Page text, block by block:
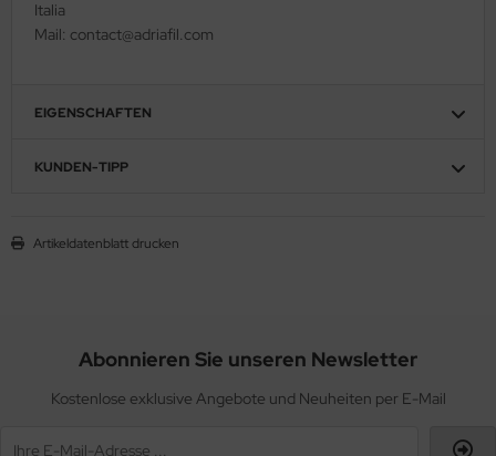
Italia
Mail: contact@adriafil.com
EIGENSCHAFTEN
KUNDEN-TIPP
Artikeldatenblatt drucken
Abonnieren Sie unseren Newsletter
Kostenlose exklusive Angebote und Neuheiten per E-Mail